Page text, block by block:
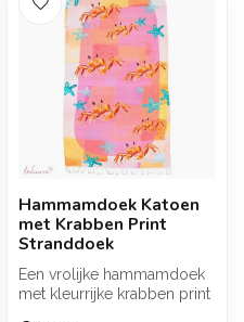
Hammamdoek Katoen
met Krabben Print
Stranddoek
Een vrolijke hammamdoek
met kleurrijke krabben print